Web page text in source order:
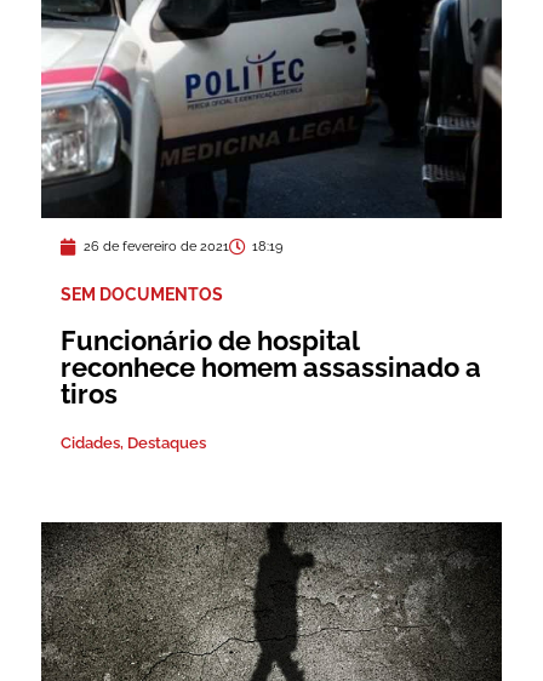
26 de fevereiro de 2021 18:19
SEM DOCUMENTOS
Funcionário de hospital
reconhece homem assassinado a
tiros
Cidades, Destaques